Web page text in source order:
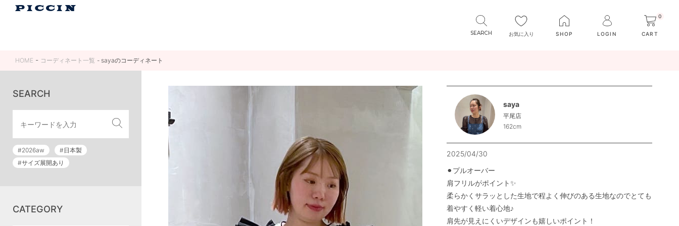
お気に入り SHOP LOGIN
0
CART
HOME コーディネート一覧 sayaのコーディネート
SEARCH
#2026aw
#日本製
#サイズ展開あり
CATEGORY
saya
平尾店
162cm
2025/04/30
⚫︎プルオーバー
肩フリルがポイント✨
柔らかくサラッとした生地で程よく伸びのある生地なのでとても
着やすく軽い着心地♪
肩先が見えにくいデザインも嬉しいポイント！